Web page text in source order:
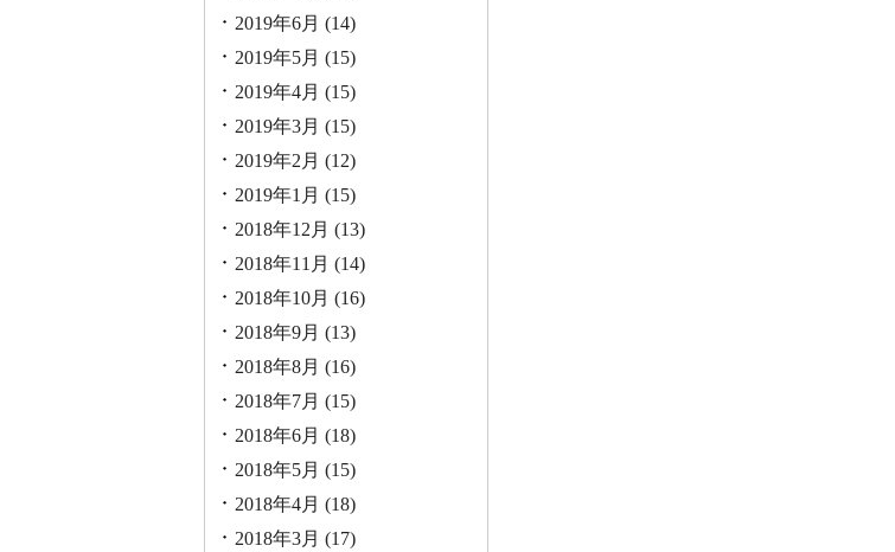
2019年6月 (14)
2019年5月 (15)
2019年4月 (15)
2019年3月 (15)
2019年2月 (12)
2019年1月 (15)
2018年12月 (13)
2018年11月 (14)
2018年10月 (16)
2018年9月 (13)
2018年8月 (16)
2018年7月 (15)
2018年6月 (18)
2018年5月 (15)
2018年4月 (18)
2018年3月 (17)